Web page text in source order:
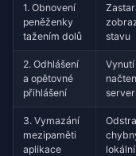
1. Obnovení
peněženky
tažením dolů
stavu
2. Odhlášení
a opětovné
přihlášení
3. Vymazání
mezipaměti
aplikace
lokální